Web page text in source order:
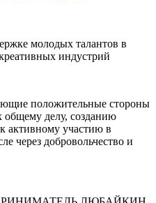
молодых талантов в
индустрий
положительные стороны
делу, созданию
активному участию в
через добровольчество и